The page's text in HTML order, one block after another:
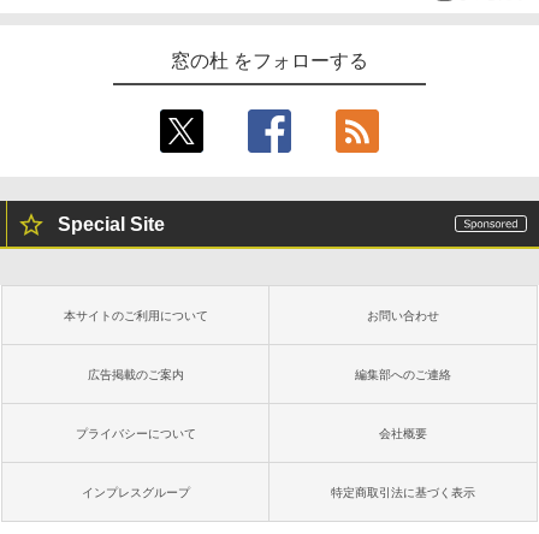
窓の杜 をフォローする
Special Site
本サイトのご利用について お問い合わせ
広告掲載のご案内 編集部へのご連絡
プライバシーについて 会社概要
インプレスグループ 特定商取引法に基づく表示